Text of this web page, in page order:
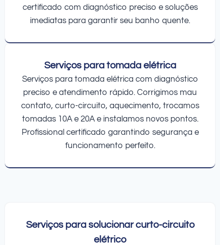
certificado com diagnóstico preciso e soluções
imediatas para garantir seu banho quente.
Serviços para tomada elétrica
Serviços para tomada elétrica com diagnóstico
preciso e atendimento rápido. Corrigimos mau
contato, curto-circuito, aquecimento, trocamos
tomadas 10A e 20A e instalamos novos pontos.
Profissional certificado garantindo segurança e
funcionamento perfeito.
Serviços para solucionar curto-circuito
elétrico